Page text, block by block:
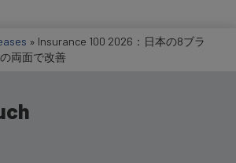
» Insurance 100 2026：日本の8ブラ
両面で改善